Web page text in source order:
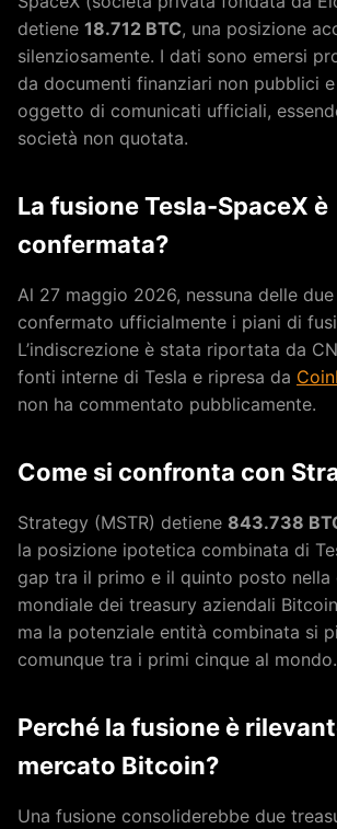
detiene 18.712 BTC, una posizione
silenziosamente. I dati sono emersi
da documenti finanziari non pubblici
oggetto di comunicati ufficiali,
società non quotata.
La fusione Tesla-SpaceX è
confermata?
Al 27 maggio 2026, nessuna delle
confermato ufficialmente i piani di
L’indiscrezione è stata riportata da
fonti interne di Tesla e ripresa da
non ha commentato pubblicamente.
Come si confronta con
Strategy (MSTR) detiene 843.738
la posizione ipotetica combinata di
gap tra il primo e il quinto posto nella
mondiale dei treasury aziendali
ma la potenziale entità combinata si
comunque tra i primi cinque al mondo.
Perché la fusione è
mercato Bitcoin?
Una fusione consoliderebbe due